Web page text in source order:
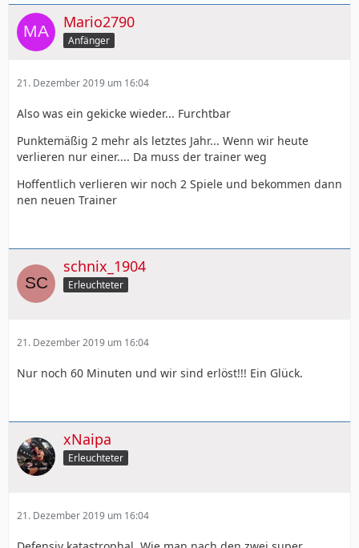
Mario2790
Anfänger
21. Dezember 2019 um 16:04
Also was ein gekicke wieder... Furchtbar
Punktemäßig 2 mehr als letztes Jahr... Wenn wir heute
verlieren nur einer.... Da muss der trainer weg
Hoffentlich verlieren wir noch 2 Spiele und bekommen dann
nen neuen Trainer
schnix_1904
Erleuchteter
21. Dezember 2019 um 16:04
Nur noch 60 Minuten und wir sind erlöst!!! Ein Glück.
xNaipa
Erleuchteter
21. Dezember 2019 um 16:04